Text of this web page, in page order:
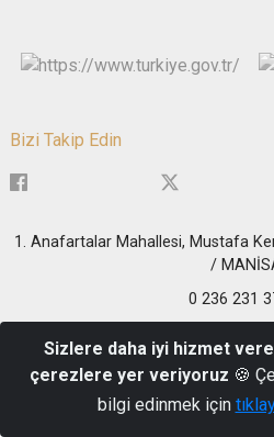
Bizi Takip Edin
1. Anafartalar Mahallesi, Mustafa
/
0 236 231
Sizlere daha iyi hizmet
çerezlere yer veriyoruz 🍪
bilgi edinmek için